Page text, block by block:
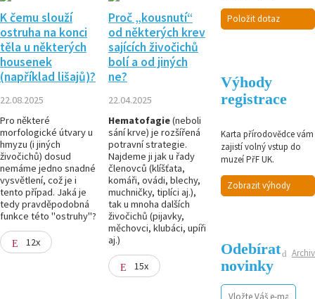
K čemu slouží
ostruha na konci
těla u některých
housenek
(například lišajů)?
22.08.2025
Pro některé
morfologické útvary u
hmyzu (i jiných
živočichů) dosud
nemáme jedno snadné
vysvětlení, což je i
tento případ. Jaká je
tedy pravděpodobná
funkce této "ostruhy"?
12x
Proč „kousnutí“
od některých krev
sajících živočichů
bolí a od jiných
ne?
22.04.2025
Hematofagie(neboli
sání krve) je rozšířená
potravní strategie.
Najdeme ji jak u řady
členovců (klíšťata,
komáři, ovádi, blechy,
muchničky, tiplíci aj.),
tak u mnoha dalších
živočichů (pijavky,
měchovci, klubáci, upíři
aj.)
15x
Položit dotaz
Výhody
registrace
Karta přírodovědce vám
zajistí volný vstup do
muzeí PřF UK.
Zobrazit výhody
Archiv
Odebírat
novinky